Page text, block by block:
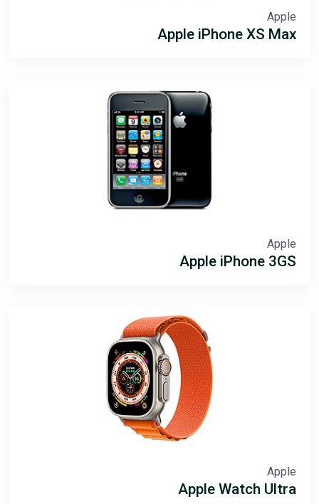
Apple
Apple iPhone XS Max
Apple
Apple iPhone 3GS
Apple
Apple Watch Ultra